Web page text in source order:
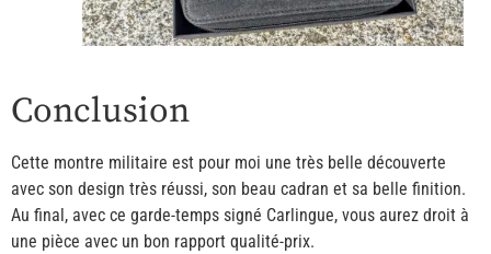
Conclusion
Cette montre militaire est pour moi une très belle découverte
avec son design très réussi, son beau cadran et sa belle finition.
Au final, avec ce garde-temps signé Carlingue, vous aurez droit à
une pièce avec un bon rapport qualité-prix.